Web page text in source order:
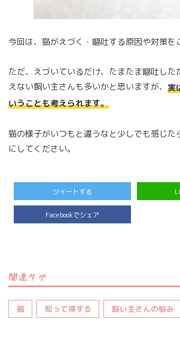
今回は、猫がえづく・嘔吐する原因や対策を
ただ、えづいているだけ、たまたま嘔吐した
えない飼い主さんも多いかと思いますが、 実
いうことも考えられます。
猫の様子がいつもと違うなと少しでも感じた
にしてください。
ツイートする
Facebookでシェア
関連タグ
猫 知って得する 飼い主さんの悩み